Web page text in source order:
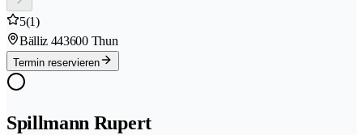
5(1)
Bälliz 443600 Thun
Termin reservieren
Spillmann Rupert